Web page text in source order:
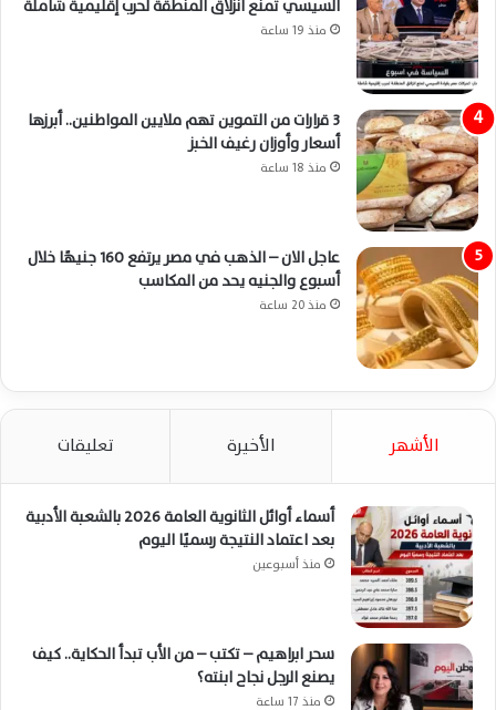
السيسي تمنع انزلاق المنطقة لحرب إقليمية شاملة
منذ 19 ساعة
3 قرارات من التموين تهم ملايين المواطنين.. أبرزها
أسعار وأوزان رغيف الخبز
منذ 18 ساعة
عاجل الان – الذهب في مصر يرتفع 160 جنيهًا خلال
أسبوع والجنيه يحد من المكاسب
منذ 20 ساعة
الأشهر الأخيرة تعليقات
أسماء أوائل الثانوية العامة 2026 بالشعبة الأدبية
بعد اعتماد النتيجة رسميًا اليوم
منذ أسبوعين
سحر ابراهيم – تكتب – من الأب تبدأ الحكاية.. كيف
يصنع الرجل نجاح ابنته؟
منذ 17 ساعة